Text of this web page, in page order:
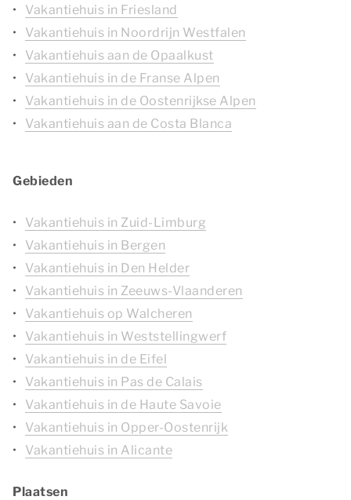
Vakantiehuis in Friesland
Vakantiehuis in Noordrijn Westfalen
Vakantiehuis aan de Opaalkust
Vakantiehuis in de Franse Alpen
Vakantiehuis in de Oostenrijkse Alpen
Vakantiehuis aan de Costa Blanca
Gebieden
Vakantiehuis in Zuid-Limburg
Vakantiehuis in Bergen
Vakantiehuis in Den Helder
Vakantiehuis in Zeeuws-Vlaanderen
Vakantiehuis op Walcheren
Vakantiehuis in Weststellingwerf
Vakantiehuis in de Eifel
Vakantiehuis in Pas de Calais
Vakantiehuis in de Haute Savoie
Vakantiehuis in Opper-Oostenrijk
Vakantiehuis in Alicante
Plaatsen